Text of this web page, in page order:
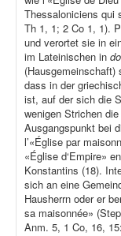
Thessaloniciens qui
Th 1, 1; 2 Co 1, 1).
und verortet sie in
im Lateinischen in
(Hausgemeinschaft)
dass in der
ist, auf der sich die
wenigen Strichen
Ausgangspunkt bei
l’«Église par
«Église d‘Empire»
Konstantins (18).
sich an eine
Hausherrn oder er
sa maisonnée»
Anm. 5, 1 Co, 16,